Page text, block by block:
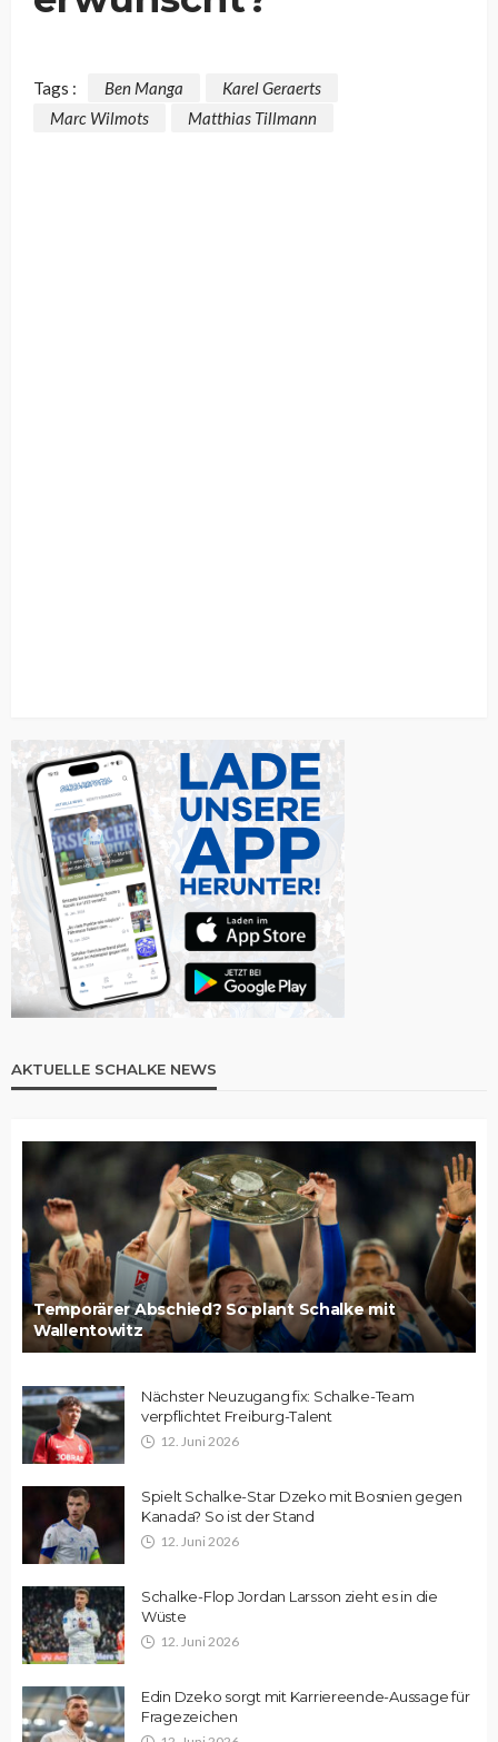
Tags : Ben Manga
Karel Geraerts
Marc Wilmots
Matthias Tillmann
AKTUELLE SCHALKE NEWS
Temporärer Abschied? So plant Schalke mit
Wallentowitz
Nächster Neuzugang fix: Schalke-Team
verpflichtet Freiburg-Talent
12. Juni 2026
Spielt Schalke-Star Dzeko mit Bosnien gegen
Kanada? So ist der Stand
12. Juni 2026
Schalke-Flop Jordan Larsson zieht es in die
Wüste
12. Juni 2026
Edin Dzeko sorgt mit Karriereende-Aussage für
Fragezeichen